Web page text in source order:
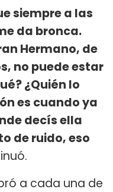
siempre a las
da bronca.
Hermano, de
no puede estar
¿Quién lo
es cuando ya
decís ella
de ruido, eso
a cada una de